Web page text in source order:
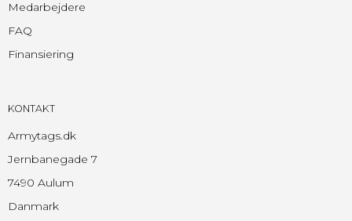
Medarbejdere
FAQ
Finansiering
KONTAKT
Armytags.dk
Jernbanegade 7
7490 Aulum
Danmark